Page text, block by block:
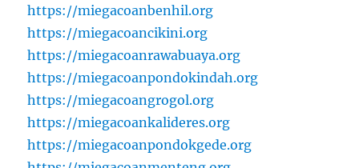
https://miegacoanbenhil.org
https://miegacoancikini.org
https://miegacoanrawabuaya.org
https://miegacoanpondokindah.org
https://miegacoangrogol.org
https://miegacoankalideres.org
https://miegacoanpondokgede.org